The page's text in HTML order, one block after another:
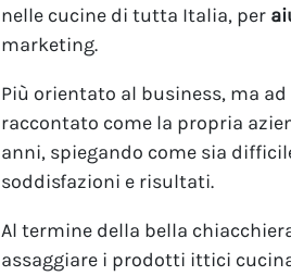
nelle cucine di tutta Italia, per
marketing.
Più orientato al business, ma
raccontato come la propria
anni, spiegando come sia
soddisfazioni e risultati.
Al termine della bella
assaggiare i prodotti ittici